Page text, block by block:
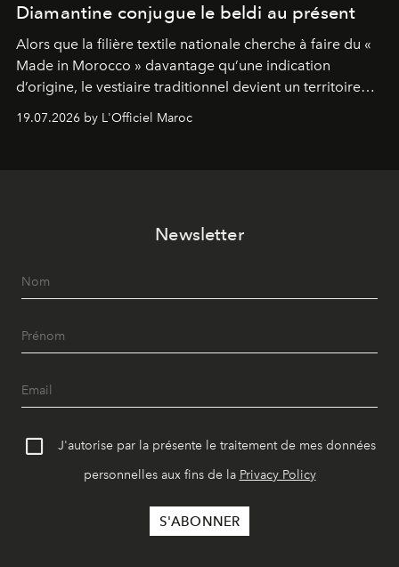
Diamantine conjugue le beldi au présent
Alors que la filière textile nationale cherche à faire du «
Made in Morocco » davantage qu’une indication
d’origine, le vestiaire traditionnel devient un territoire
d’expérimentation. Avec Néo Beldi, Diamantine en
révise les proportions et les usages pour l’inscrire dans
19.07.2026 by L'Officiel Maroc
Newsletter
J'autorise par la présente le traitement de mes données
personnelles aux fins de la Privacy Policy